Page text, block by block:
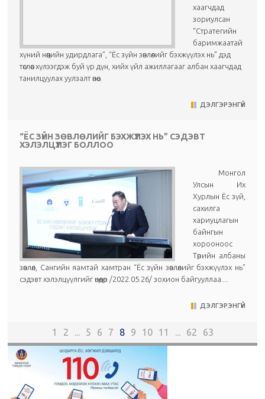
хаагчдад
зориулсан
“Стратегийн
баримжаатай
хүний нөөцийн удирдлага”, “Ёс зүйн зөвлөлийг бэхжүүлэх нь” дэд
төслөөс хүлээгдэж буй үр дүн, хийх үйл ажиллагааг албан хаагчдад
танилцуулах уулзалт өнөө...
ДЭЛГЭРЭНГҮЙ
“ЁС ЗҮЙН ЗӨВЛӨЛИЙГ БЭХЖҮҮЛЭХ НЬ” СЭДЭВТ
ХЭЛЭЛЦҮҮЛЭГ БОЛЛОО
Монгол
Улсын Их
Хурлын Ёс зүй,
сахилга
хариуцлагын
байнгын
хорооноос
Төрийн албаны
зөвлөл, Сангийн яамтай хамтран “Ёс зүйн зөвлөлийг бэхжүүлэх нь”
сэдэвт хэлэлцүүлгийг өнөөдөр /2022.05.26/ зохион байгууллаа....
ДЭЛГЭРЭНГҮЙ
1 2 ... 5 6 7 8 9 10 11 ... 62 63